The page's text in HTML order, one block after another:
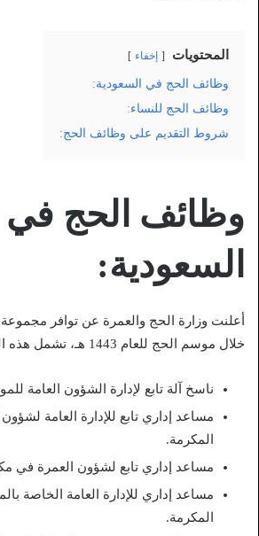
المحتويات إخفاء
وظائف الحج في السعودية:
وظائف الحج للنساء:
شروط التقديم على وظائف الحج:
وظائف الحج في
السعودية:
أعلنت وزارة الحج والعمرة عن توافر
خلال موسم الحج للعام 1443 هـ، تشمل هذه الوظائف ما يلي:
ناسخ آلة تابع لإدارة الشؤون العامة
مساعد إداري تابع للإدارة العامة
المكرمة.
مساعد إداري تابع لشؤون العمرة في
مساعد إداري للإدارة العامة الخاصة
المكرمة.